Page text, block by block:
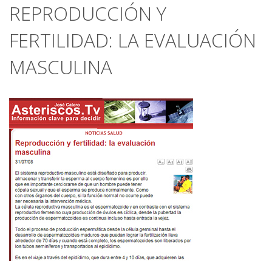
REPRODUCCIÓN Y
FERTILIDAD: LA EVALUACIÓN
MASCULINA